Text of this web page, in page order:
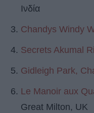
Ινδία
Chandys Windy
Secrets Akumal
Gidleigh Park,
Le Manoir aux
Great Milton, UK